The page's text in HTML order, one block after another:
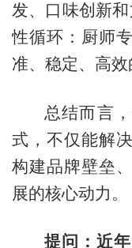
发、口味创新
性循环：厨师
准、稳定、高效
总结而言
式，不仅能解
构建品牌壁垒
展的核心动力。
提问：近